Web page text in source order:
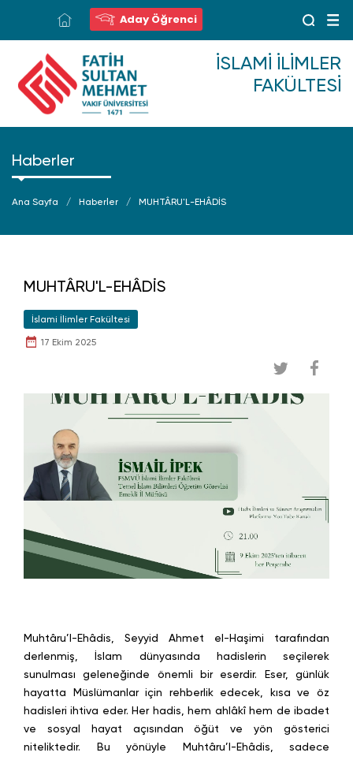
Aday Öğrenci
İSLAMI İLIMLER
FAKÜLTESI
Haberler
Ana Sayfa Haberler MUHTÂRU'L-EHÂDİS
MUHTÂRU'L-EHÂDİS
İslami İlimler Fakültesi
17 Ekim 2025
Muhtâru’l-Ehâdis, Seyyid Ahmet el-Haşimi tarafından
derlenmiş, İslam dünyasında hadislerin seçilerek
sunulması geleneğinde önemli bir eserdir. Eser, günlük
hayatta Müslümanlar için rehberlik edecek, kısa ve öz
hadisleri ihtiva eder. Her hadis, hem ahlâkî hem de ibadet
ve sosyal hayat açısından öğüt ve yön gösterici
niteliktedir. Bu yönüyle Muhtâru’l-Ehâdis, sadece